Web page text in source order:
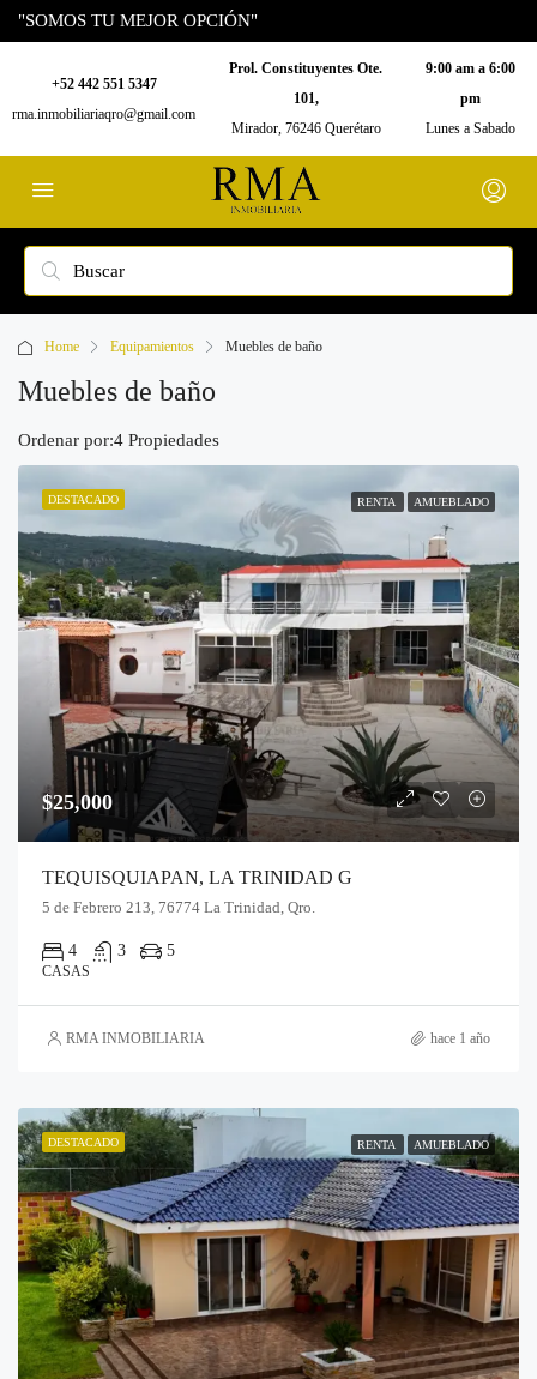
"SOMOS TU MEJOR OPCIÓN"
+52 442 551 5347
rma.inmobiliariaqro@gmail.com
Prol. Constituyentes Ote.
101,
Mirador, 76246 Querétaro
9:00 am a 6:00
pm
Lunes a Sabado
Home Equipamientos Muebles de baño
Muebles de baño
4 Propiedades
Ordenar por:
DESTACADO RENTA AMUEBLADO
$25,000
TEQUISQUIAPAN, LA TRINIDAD G
5 de Febrero 213, 76774 La Trinidad, Qro.
4 3 5
CASAS
RMA INMOBILIARIA hace 1 año
DESTACADO RENTA AMUEBLADO